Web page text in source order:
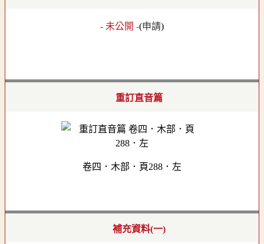
- 未公開 -(申請)
重訂直音篇
卷四．木部．頁288．左
補充資料(一)